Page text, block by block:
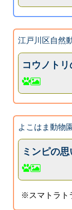
江戸川区自然
コウノト
よこはま動物
ミンピの思
※スマトラト